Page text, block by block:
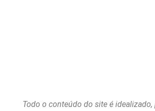
Todo o conteúdo do site é